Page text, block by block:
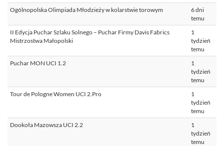
Ogólnopolska Olimpiada Młodzieży w kolarstwie torowym
6 dni
temu
II Edycja Puchar Szlaku Solnego – Puchar Firmy Davis Fabrics
Mistrzostwa Małopolski
1
tydzień
temu
Puchar MON UCI 1.2
1
tydzień
temu
Tour de Pologne Women UCI 2.Pro
1
tydzień
temu
Dookoła Mazowsza UCI 2.2
1
tydzień
temu